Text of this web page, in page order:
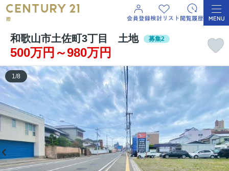
和歌山市土佐町3丁目 土地 募集2
500万円～980万円
1/8